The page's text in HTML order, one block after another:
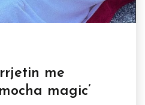
me
magic’